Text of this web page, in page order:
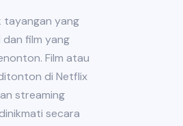
tayangan yang
film yang
Film atau
di Netflix
streaming
secara